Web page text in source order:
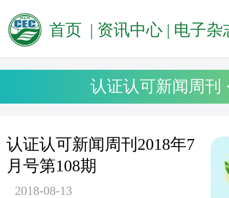
首页 | 资讯中心 | 电子杂
认证认可新闻周刊
认证认可新闻周刊2018年7
月号第108期
2018-08-13